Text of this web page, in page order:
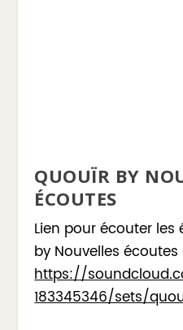
QUOUÏR BY
ÉCOUTES
Lien pour écouter les
by Nouvelles écoutes
https://
183345346/sets/